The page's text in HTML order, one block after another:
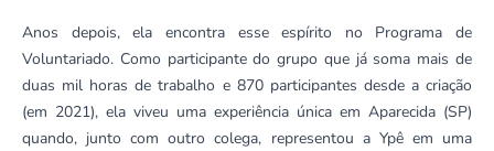
Anos depois, ela encontra esse espírito no Programa de
Voluntariado. Como participante do grupo que já soma mais de
duas mil horas de trabalho e 870 participantes desde a criação
(em 2021), ela viveu uma experiência única em Aparecida (SP)
quando, junto com outro colega, representou a Ypê em uma